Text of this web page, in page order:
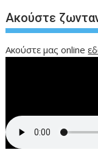
Ακούστε
Ακούστε μας online